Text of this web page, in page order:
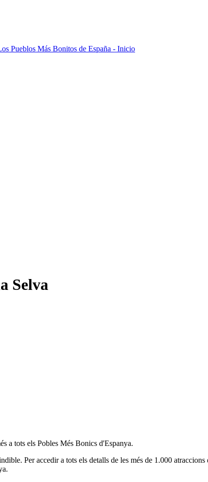
Pueblos Más Bonitos de España - Inicio
Selva
a tots els Pobles Més Bonics d'Espanya.
Per accedir a tots els detalls de les més de 1.000